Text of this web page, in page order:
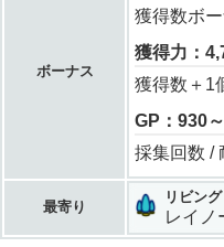
ボーナス
獲得数ボ
獲得力：
獲得数＋1
GP：930～
採集回数 /
最寄り
リビン
レイノ